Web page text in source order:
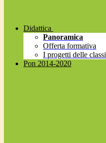
Didattica
Panoramica
Offerta formativa
I progetti delle classi
Pon 2014-2020